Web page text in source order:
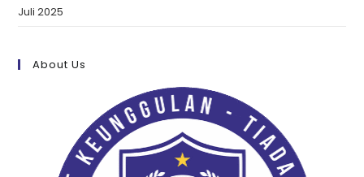
Juli 2025
About Us